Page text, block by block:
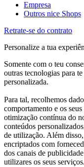
Empresa
Outros nice Shops
Retrate-se do contrato
Personalize a tua
Somente com o teu
outras tecnologias para
personalizada.
Para tal, recolhemos
comportamento e os
otimização contínua do
conteúdos
de utilização. Além
encriptados com
dos canais de
utilizares os seus serviços.